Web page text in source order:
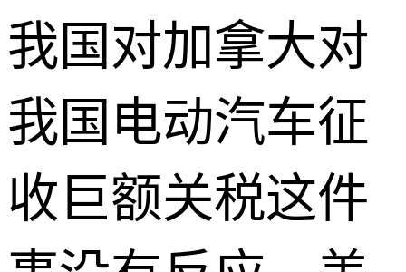
我国对加拿大对
我国电动汽车征
收巨额关税这件